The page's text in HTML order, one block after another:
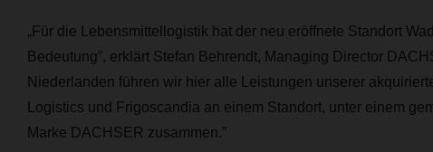
„Für die Lebensmittellogistik hat der neu eröffnete Standort
Bedeutung”, erklärt Stefan Behrendt, Managing Director
Niederlanden führen wir hier alle Leistungen unserer
Logistics und Frigoscandia an einem Standort, unter einem
Marke DACHSER zusammen.”